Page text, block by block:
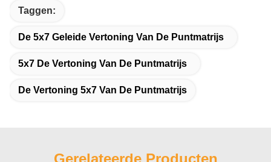
Taggen:
De 5x7 Geleide Vertoning Van De Puntmatrijs
5x7 De Vertoning Van De Puntmatrijs
De Vertoning 5x7 Van De Puntmatrijs
Gerelateerde Producten